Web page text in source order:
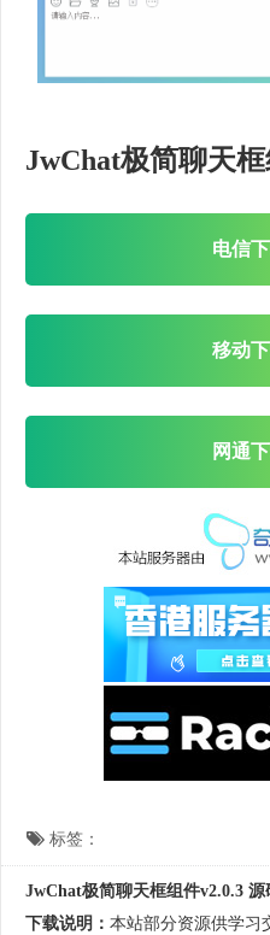
JwChat极简聊天
电信
移动
网通
标签：
JwChat极简聊天框组件v2.0.3 源
下载说明： 本站部分资源供学习